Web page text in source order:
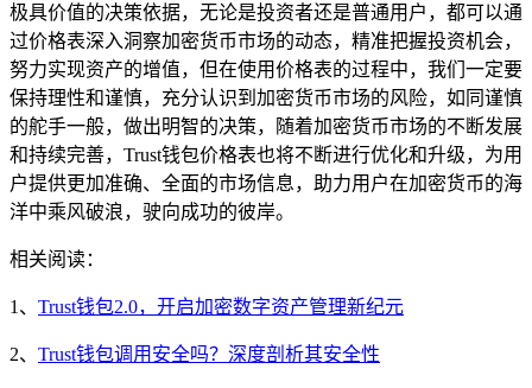
极具价值的决策依据，无论是投资者还是普通用户，都可以通
过价格表深入洞察加密货币市场的动态，精准把握投资机会，
努力实现资产的增值，但在使用价格表的过程中，我们一定要
保持理性和谨慎，充分认识到加密货币市场的风险，如同谨慎
的舵手一般，做出明智的决策，随着加密货币市场的不断发展
和持续完善，Trust钱包价格表也将不断进行优化和升级，为用
户提供更加准确、全面的市场信息，助力用户在加密货币的海
洋中乘风破浪，驶向成功的彼岸。
相关阅读：
1、 Trust钱包2.0，开启加密数字资产管理新纪元
2、 Trust钱包调用安全吗？深度剖析其安全性